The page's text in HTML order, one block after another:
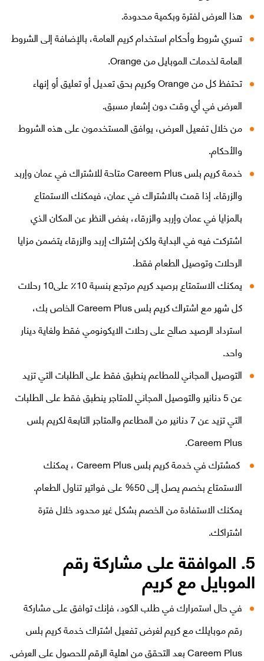
هذا العرض لفترة وبكمية محدودة.
تسري شروط وأحكام استخدام كريم العامة، بالإضافة إلى الشروط
العامة لخدمات الموبايل من Orange.
تحتفظ كل من Orange وكريم بحق تعديل أو تعليق أو إنهاء
العرض في أي وقت دون إشعار مسبق.
من خلال تفعيل العرض، يوافق المستخدمون على هذه الشروط
والأحكام.
خدمة كريم بلس Careem Plus متاحة للاشتراك في عمان وإربد
والزرقاء. إذا قمت بالاشتراك في عمان، فيمكنك الاستمتاع
بالمزايا في عمان وإربد والزرقاء، بغض النظر عن المكان الذي
اشتركت فيه في البداية ولكن إشتراك إربد والزرقاء يتضمن مزايا
الرحلات وتوصيل الطعام فقط.
يمكنك الاستمتاع برصيد كريم مرتجع بنسبة 10٪ على10 رحلات
كل شهر مع اشتراك كريم بلس Careem Plus الخاص بك،
استرداد الرصيد صالح على رحلات الايكونومي فقط ولغاية دينار
واحد.
التوصيل المجاني للمطاعم ينطبق فقط على الطلبات التي تزيد
عن 5 دنانير والتوصيل المجاني للمتاجر ينطبق فقط على الطلبات
التي تزيد عن 7 دنانير من المطاعم والمتاجر التابعة لكريم بلس
Careem Plus.
كمشترك في خدمة كريم بلس Careem Plus ، يمكنك
الاستمتاع بخصم يصل إلى 50% على فواتير تناول الطعام.
يمكنك الاستفادة من الخصم بشكل غير محدود خلال فترة
اشتراكك.
5. الموافقة على مشاركة رقم
الموبايل مع كريم
في حال استمرارك في طلب الكود، فإنك توافق على مشاركة
رقم موبايلك مع كريم لغرض تفعيل اشتراك خدمة كريم بلس
Careem Plus بعد التحقق من اهلية الرقم للحصول على العرض.